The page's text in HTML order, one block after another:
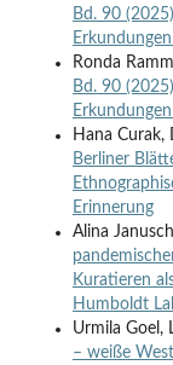
Bd. 90
Ronda
Bd. 90
Hana Curak,
Berliner
Erinnerung
Alina
Kuratieren
Humboldt
Urmila Goel,
– weiße